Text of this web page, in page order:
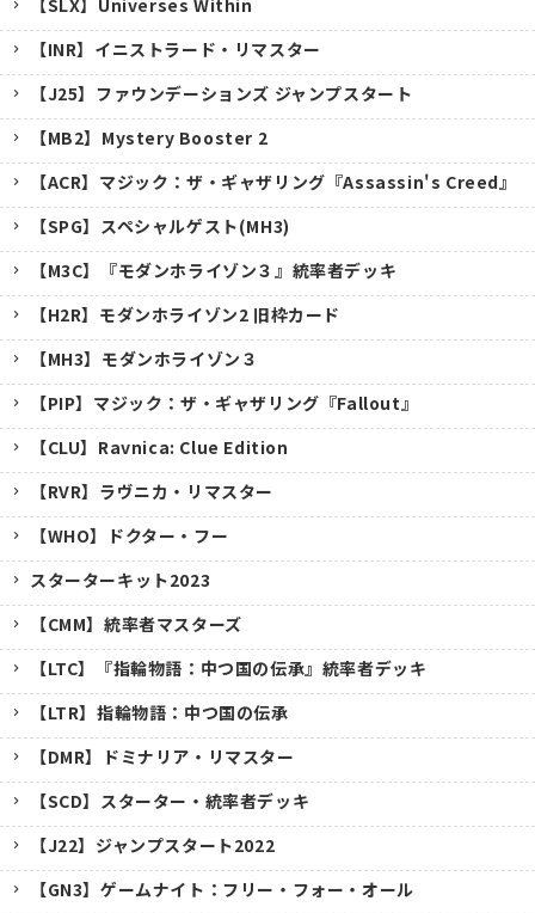
【INR】イニストラード・リマスター
【J25】ファウンデーションズ ジャンプスタート
【MB2】Mystery Booster 2
【ACR】マジック：ザ・ギャザリング『Assassin's Creed』
【SPG】スペシャルゲスト(MH3)
【M3C】『モダンホライゾン３』統率者デッキ
【H2R】モダンホライゾン2 旧枠カード
【MH3】モダンホライゾン３
【PIP】マジック：ザ・ギャザリング『Fallout』
【CLU】Ravnica: Clue Edition
【RVR】ラヴニカ・リマスター
【WHO】ドクター・フー
スターターキット2023
【CMM】統率者マスターズ
【LTC】『指輪物語：中つ国の伝承』統率者デッキ
【LTR】指輪物語：中つ国の伝承
【DMR】ドミナリア・リマスター
【SCD】スターター・統率者デッキ
【J22】ジャンプスタート2022
【GN3】ゲームナイト：フリー・フォー・オール